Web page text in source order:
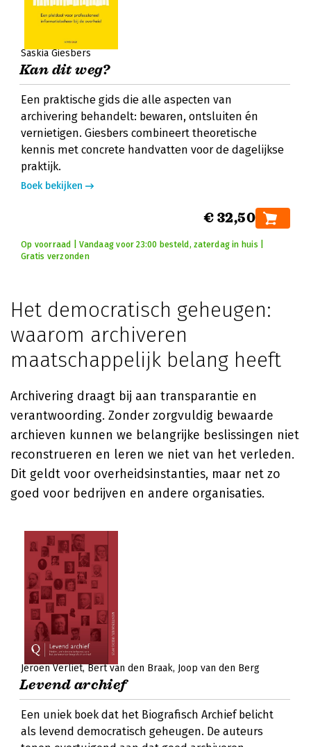
Saskia Giesbers
Kan dit weg?
Een praktische gids die alle aspecten van
archivering behandelt: bewaren, ontsluiten én
vernietigen. Giesbers combineert theoretische
kennis met concrete handvatten voor de dagelijkse
praktijk.
Boek bekijken
€ 32,50
Op voorraad | Vandaag voor 23:00 besteld, zaterdag in huis |
Gratis verzonden
Het democratisch geheugen:
waarom archiveren
maatschappelijk belang heeft
Archivering draagt bij aan transparantie en
verantwoording. Zonder zorgvuldig bewaarde
archieven kunnen we belangrijke beslissingen niet
reconstrueren en leren we niet van het verleden.
Dit geldt voor overheidsinstanties, maar net zo
goed voor bedrijven en andere organisaties.
Jeroen Verliet Bert van den Braak Joop van den Berg
Levend archief
Een uniek boek dat het Biografisch Archief belicht
als levend democratisch geheugen. De auteurs